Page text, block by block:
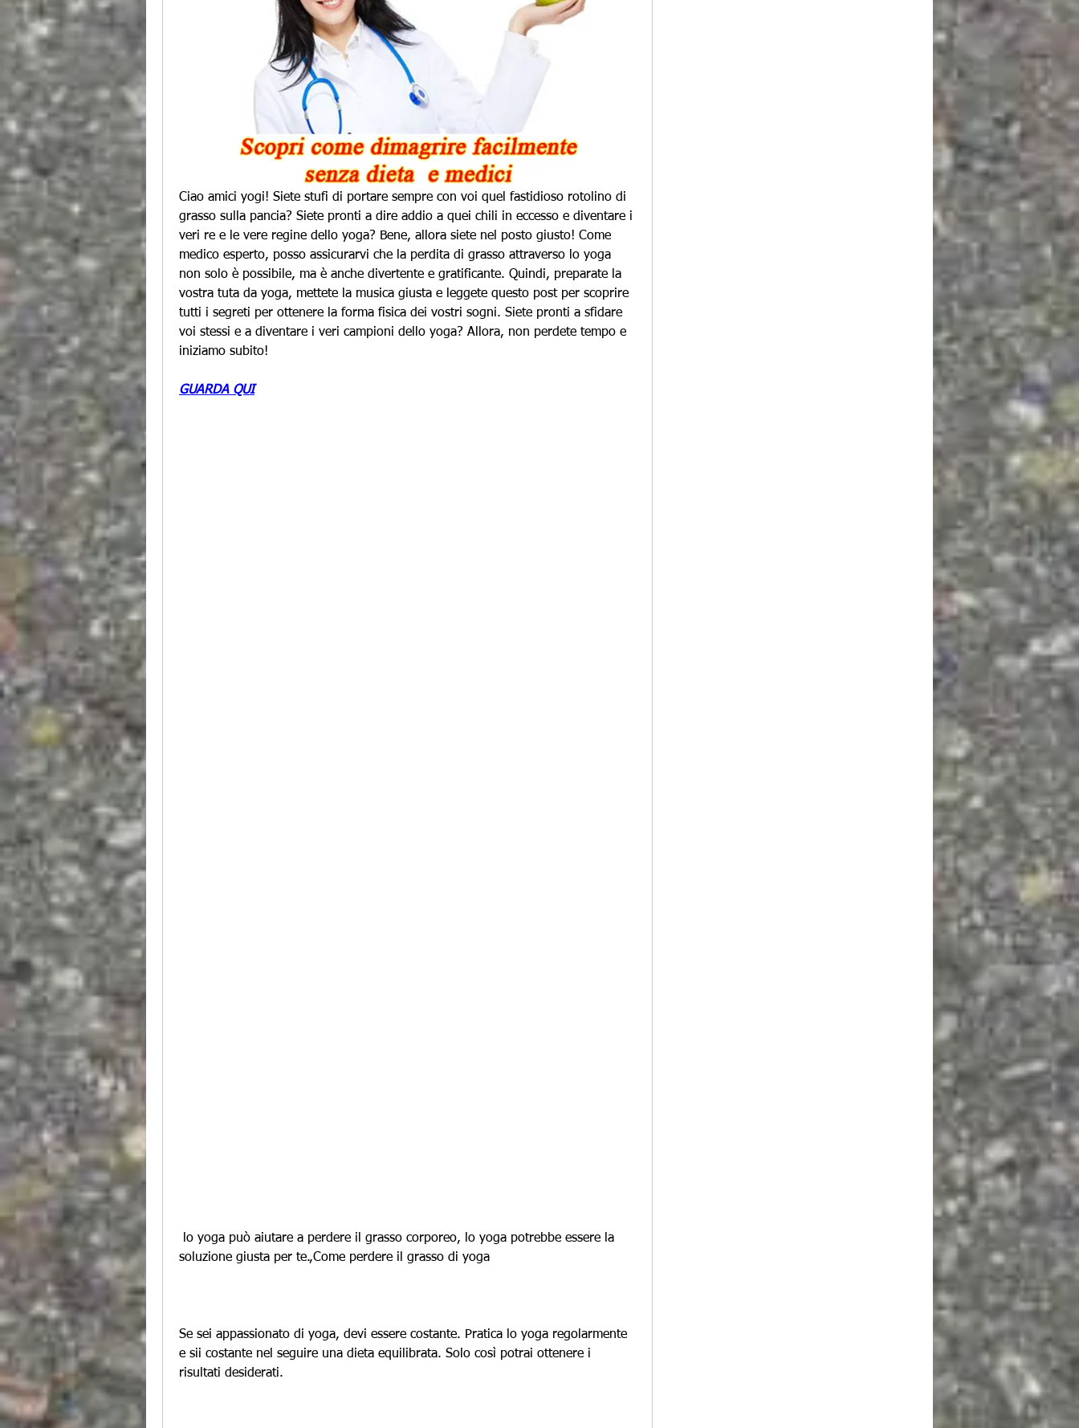
Ciao amici yogi! Siete stufi di portare sempre con voi quel fastidioso rotolino di
grasso sulla pancia? Siete pronti a dire addio a quei chili in eccesso e diventare i
veri re e le vere regine dello yoga? Bene, allora siete nel posto giusto! Come
medico esperto, posso assicurarvi che la perdita di grasso attraverso lo yoga
non solo è possibile, ma è anche divertente e gratificante. Quindi, preparate la
vostra tuta da yoga, mettete la musica giusta e leggete questo post per scoprire
tutti i segreti per ottenere la forma fisica dei vostri sogni. Siete pronti a sfidare
voi stessi e a diventare i veri campioni dello yoga? Allora, non perdete tempo e
iniziamo subito!
GUARDA QUI
soluzione giusta per te.,Come perdere il grasso di yoga
Se sei appassionato di yoga, devi essere costante. Pratica lo yoga regolarmente
e sii costante nel seguire una dieta equilibrata. Solo così potrai ottenere i
risultati desiderati.